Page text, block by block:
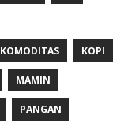
KOMODITAS KOPI
MAMIN
PANGAN